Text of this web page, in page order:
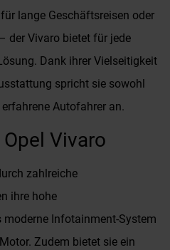
lange Geschäftsreisen oder
der Vivaro bietet für jede
Dank ihrer Vielseitigkeit
spricht sie sowohl
Autofahrer an.
Vivaro
zahlreiche
ihre hohe
Infotainment-System
Zudem bietet sie ein